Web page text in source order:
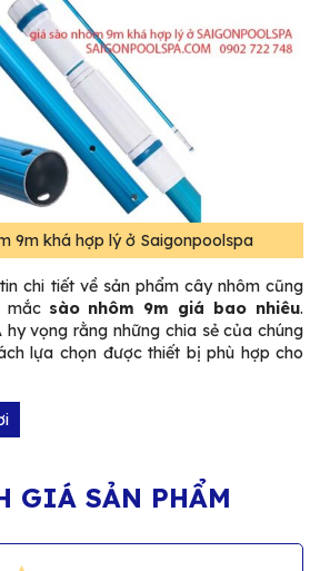
9m khá hợp lý ở Saigonpoolspa
chi tiết về sản phẩm cây nhôm cũng
mắc sào nhôm 9m giá bao nhiêu.
hy vọng rằng những chia sẻ của chúng
lựa chọn được thiết bị phù hợp cho
GIÁ SẢN PHẨM